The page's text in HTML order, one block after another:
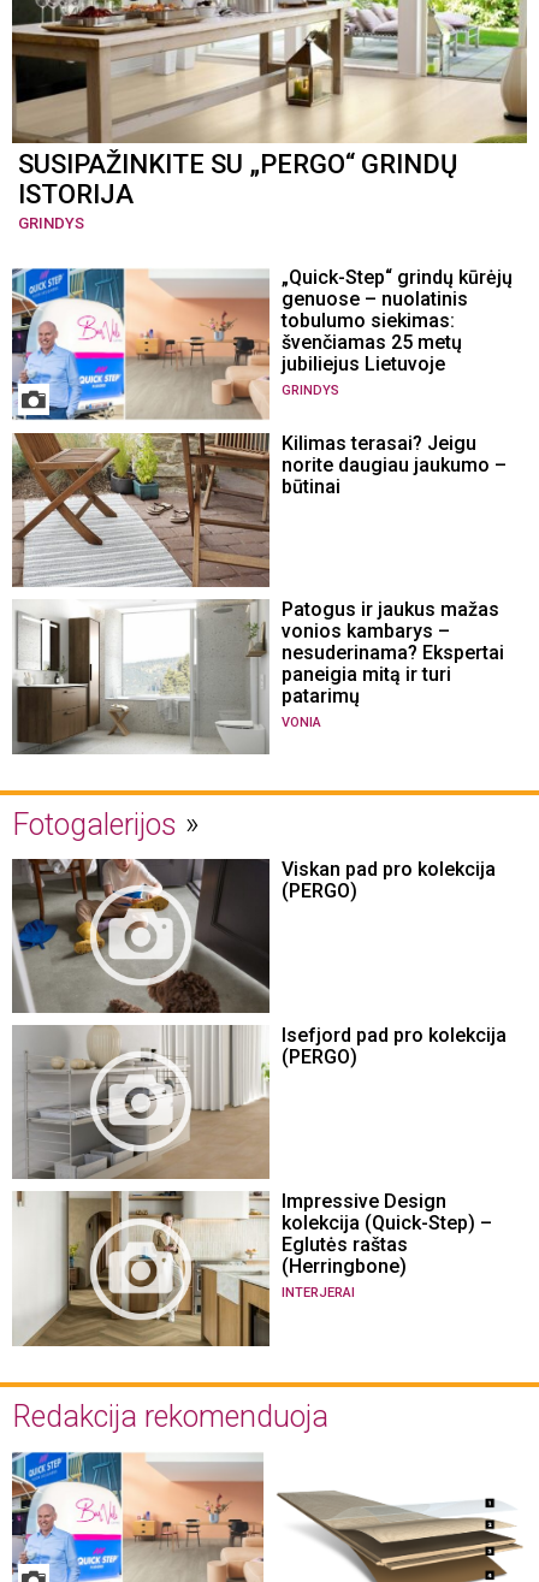
SUSIPAŽINKITE SU „PERGO“ GRINDŲ
ISTORIJA
GRINDYS
„Quick-Step“ grindų kūrėjų
genuose – nuolatinis
tobulumo siekimas:
švenčiamas 25 metų
jubiliejus Lietuvoje
GRINDYS
Kilimas terasai? Jeigu
norite daugiau jaukumo –
būtinai
Patogus ir jaukus mažas
vonios kambarys –
nesuderinama? Ekspertai
paneigia mitą ir turi
patarimų
VONIA
Fotogalerijos
Viskan pad pro kolekcija
(PERGO)
Isefjord pad pro kolekcija
(PERGO)
Impressive Design
kolekcija (Quick-Step) –
Eglutės raštas
(Herringbone)
INTERJERAI
Redakcija rekomenduoja